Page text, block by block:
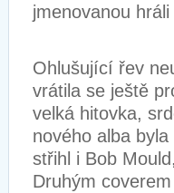
jmenovanou
Ohlušující řev
vrátila se ještě
velká hitovka,
nového alba
střihl i Bob
Druhým